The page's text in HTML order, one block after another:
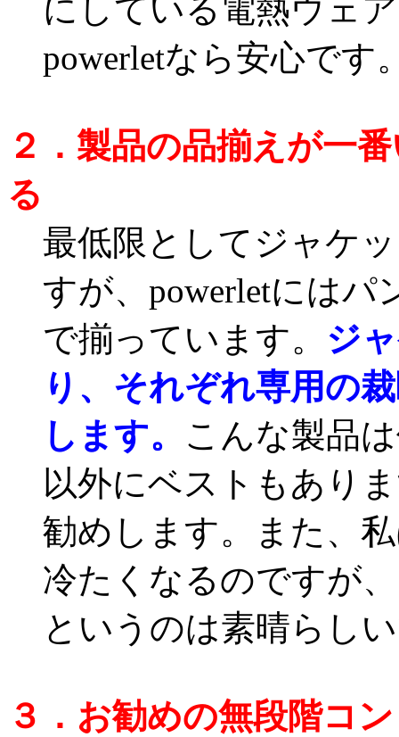
にしている電熱ウェ
powerletなら安心です
２．製品の品揃えが一
る
最低限としてジャケ
すが、powerletには
で揃っています。 ジ
り、それぞれ専用の
します。 こんな製品
以外にベストもあり
勧めします。また、
冷たくなるのですが
というのは素晴らし
３．お勧めの無段階コ